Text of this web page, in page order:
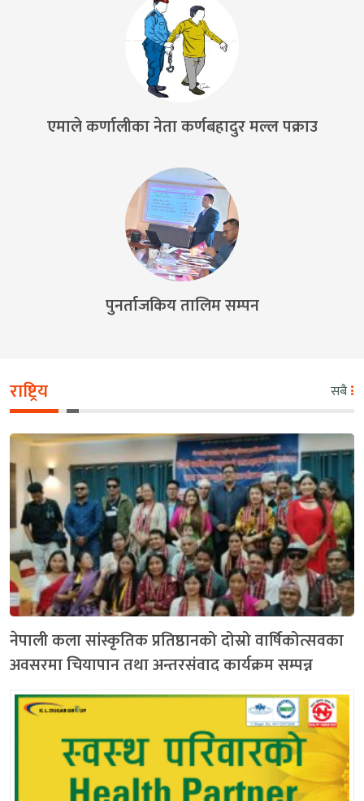
एमाले कर्णालीका नेता कर्णबहादुर मल्ल पक्राउ
पुनर्ताजकिय तालिम सम्पन
राष्ट्रिय सबै
नेपाली कला सांस्कृतिक प्रतिष्ठानको दोस्रो वार्षिकोत्सवका
अवसरमा चियापान तथा अन्तरसंवाद कार्यक्रम सम्पन्न